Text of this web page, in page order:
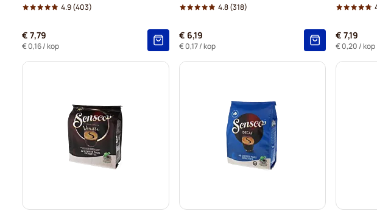
4.9(403)
€ 7,79
€ 0,16/ kop
4.8(318)
€ 6,19
€ 0,17/ kop
€ 7,19
€ 0,20 / kop